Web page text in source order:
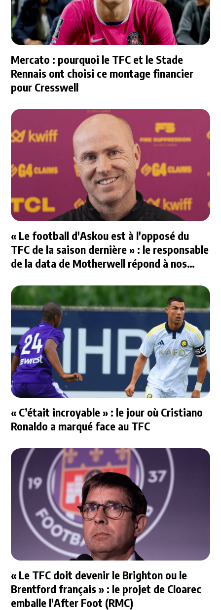
Mercato : pourquoi le TFC et le Stade
Rennais ont choisi ce montage financier
pour Cresswell
« Le football d'Askou est à l'opposé du
TFC de la saison dernière » : le responsable
de la data de Motherwell répond à nos
« C’était incroyable » : le jour où Cristiano
Ronaldo a marqué face au TFC
« Le TFC doit devenir le Brighton ou le
Brentford français » : le projet de Cloarec
emballe l'After Foot (RMC)